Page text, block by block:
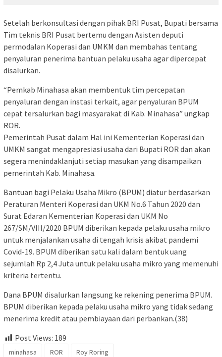
Setelah berkonsultasi dengan pihak BRI Pusat, Bupati bersama
Tim teknis BRI Pusat bertemu dengan Asisten deputi
permodalan Koperasi dan UMKM dan membahas tentang
penyaluran penerima bantuan pelaku usaha agar dipercepat
disalurkan.
“Pemkab Minahasa akan membentuk tim percepatan
penyaluran dengan instasi terkait, agar penyaluran BPUM
cepat tersalurkan bagi masyarakat di Kab. Minahasa” ungkap
ROR.
Pemerintah Pusat dalam Hal ini Kementerian Koperasi dan
UMKM sangat mengapresiasi usaha dari Bupati ROR dan akan
segera menindaklanjuti setiap masukan yang disampaikan
pemerintah Kab. Minahasa.
Bantuan bagi Pelaku Usaha Mikro (BPUM) diatur berdasarkan
Peraturan Menteri Koperasi dan UKM No.6 Tahun 2020 dan
Surat Edaran Kementerian Koperasi dan UKM No
267/SM/VIII/2020 BPUM diberikan kepada pelaku usaha mikro
untuk menjalankan usaha di tengah krisis akibat pandemi
Covid-19. BPUM diberikan satu kali dalam bentuk uang
sejumlah Rp 2,4 Juta untuk pelaku usaha mikro yang memenuhi
kriteria tertentu.
Dana BPUM disalurkan langsung ke rekening penerima BPUM.
BPUM diberikan kepada pelaku usaha mikro yang tidak sedang
menerima kredit atau pembiayaan dari perbankan.(38)
Post Views: 189
minahasa ROR Roy Roring